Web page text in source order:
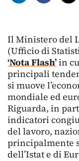
Il Ministero del
(Ufficio di
‘Nota Flash’in
principali
si muove
mondiale ed
Riguarda, in
indicatori
del lavoro,
principalmente
dell’Istat e di